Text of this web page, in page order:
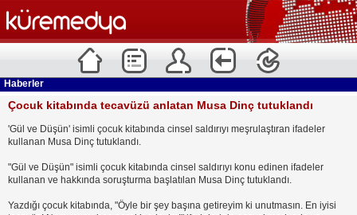
Haberler
Çocuk kitabında tecavüzü anlatan Musa Dinç tutuklandı
'Gül ve Düşün' isimli çocuk kitabında cinsel saldırıyı meşrulaştıran ifadeler
kullanan Musa Dinç tutuklandı.
"Gül ve Düşün" isimli çocuk kitabında cinsel saldırıyı konu edinen ifadeler
kullanan ve hakkında soruşturma başlatılan Musa Dinç tutuklandı.
Yazdığı çocuk kitabında, "Öyle bir şey başına getireyim ki unutmasın. En iyisi